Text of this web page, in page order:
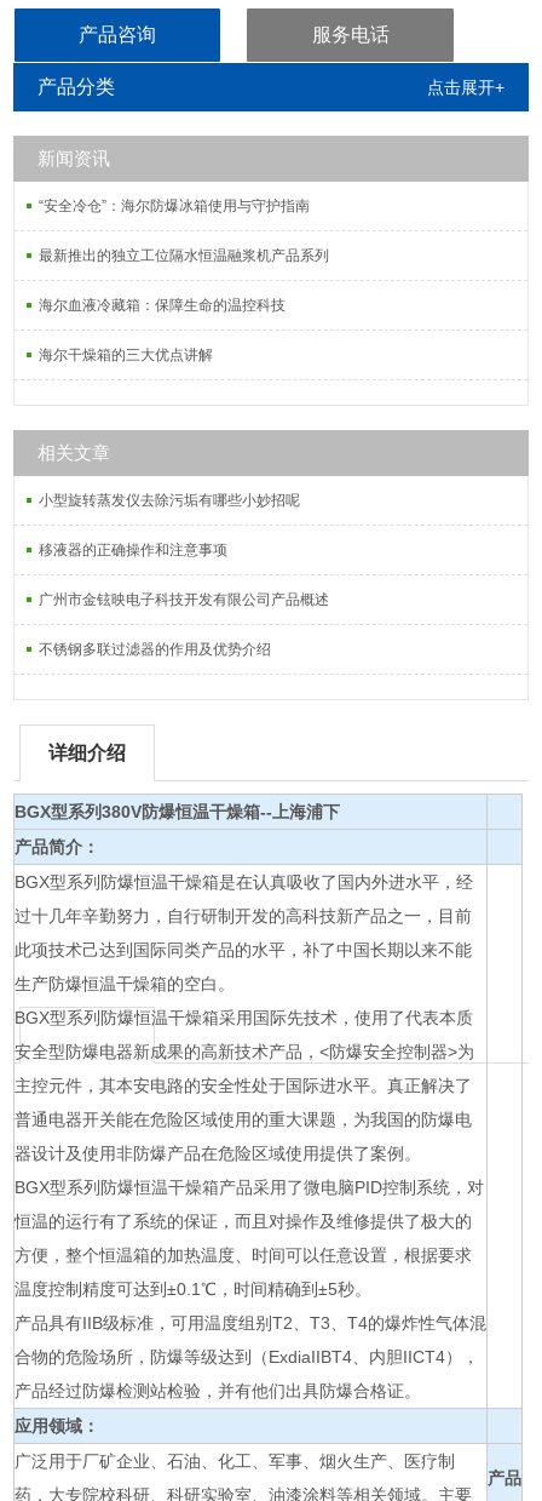
产品咨询 服务电话
产品分类 点击展开+
新闻资讯
“安全冷仓”：海尔防爆冰箱使用与守护指南
最新推出的独立工位隔水恒温融浆机产品系列
海尔血液冷藏箱：保障生命的温控科技
海尔干燥箱的三大优点讲解
相关文章
小型旋转蒸发仪去除污垢有哪些小妙招呢
移液器的正确操作和注意事项
广州市金铉映电子科技开发有限公司产品概述
不锈钢多联过滤器的作用及优势介绍
详细介绍
BGX型系列380V防爆恒温干燥箱--上海浦下
产品简介：
BGX型系列防爆恒温干燥箱是在认真吸收了国内外进水平，经
过十几年辛勤努力，自行研制开发的高科技新产品之一，目前
此项技术己达到国际同类产品的水平，补了中国长期以来不能
生产防爆恒温干燥箱的空白。
BGX型系列防爆恒温干燥箱采用国际先技术，使用了代表本质
安全型防爆电器新成果的高新技术产品，<防爆安全控制器>为
主控元件，其本安电路的安全性处于国际进水平。真正解决了
普通电器开关能在危险区域使用的重大课题，为我国的防爆电
器设计及使用非防爆产品在危险区域使用提供了案例。
BGX型系列防爆恒温干燥箱产品采用了微电脑PID控制系统，对
恒温的运行有了系统的保证，而且对操作及维修提供了极大的
方便，整个恒温箱的加热温度、时间可以任意设置，根据要求
温度控制精度可达到±0.1℃，时间精确到±5秒。
产品具有IIB级标准，可用温度组别T2、T3、T4的爆炸性气体混
合物的危险场所，防爆等级达到（ExdiaIIBT4、内胆IICT4），
产品经过防爆检测站检验，并有他们出具防爆合格证。
应用领域：
广泛用于厂矿企业、石油、化工、军事、烟火生产、医疗制
药，大专院校科研、科研实验室、油漆涂料等相关领域。主要
产品